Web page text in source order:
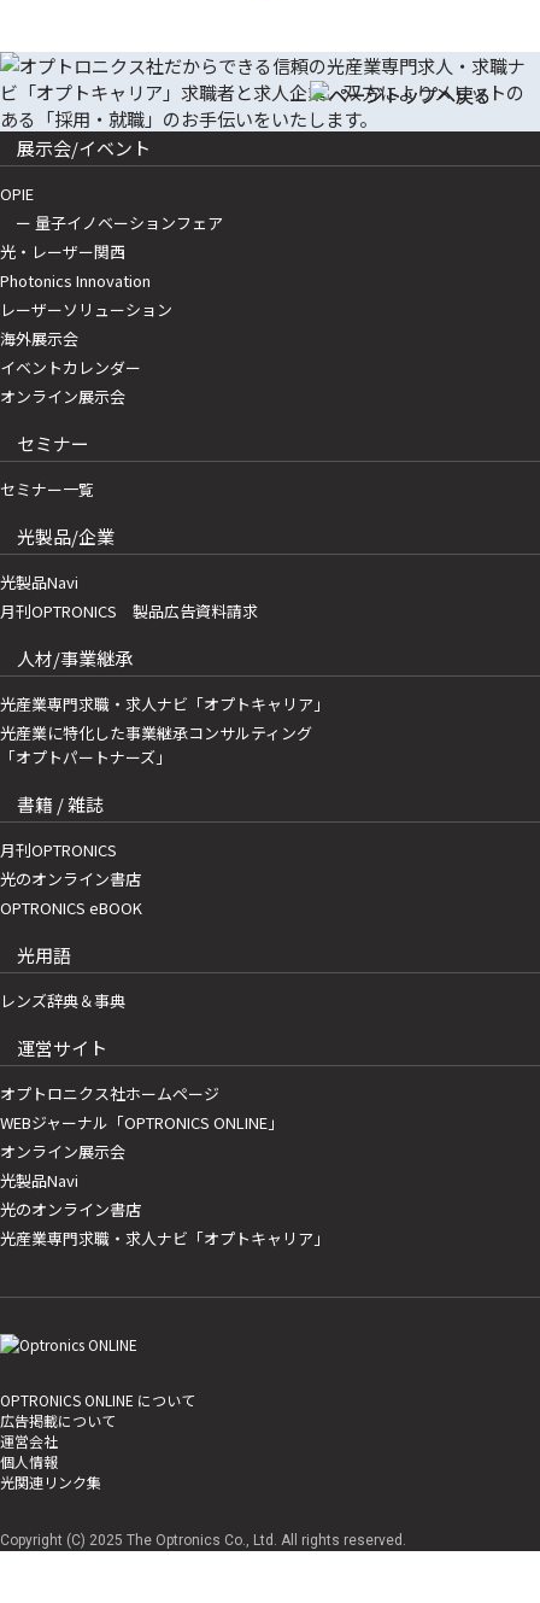
展示会/イベント
OPIE
ー 量子イノベーションフェア
光・レーザー関西
Photonics Innovation
レーザーソリューション
海外展示会
イベントカレンダー
オンライン展示会
セミナー
セミナー一覧
光製品/企業
光製品Navi
月刊OPTRONICS 製品広告資料請求
人材/事業継承
光産業専門求職・求人ナビ「オプトキャリア」
光産業に特化した事業継承コンサルティング
「オプトパートナーズ」
書籍 / 雑誌
月刊OPTRONICS
光のオンライン書店
OPTRONICS eBOOK
光用語
レンズ辞典＆事典
運営サイト
オプトロニクス社ホームページ
WEBジャーナル「OPTRONICS ONLINE」
オンライン展示会
光製品Navi
光のオンライン書店
光産業専門求職・求人ナビ「オプトキャリア」
OPTRONICS ONLINE について
広告掲載について
運営会社
個人情報
光関連リンク集
Copyright (C) 2025 The Optronics Co., Ltd. All rights reserved.